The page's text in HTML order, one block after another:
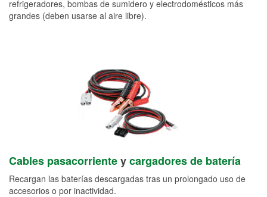
refrigeradores, bombas de sumidero y electrodomésticos más
grandes (deben usarse al aire libre).
Cables pasacorrienteycargadores de batería
Recargan las baterías descargadas tras un prolongado uso de
accesorios o por inactividad.